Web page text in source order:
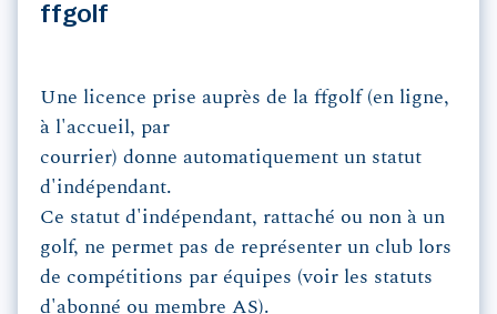
ffgolf
Une licence prise auprès de la ffgolf (en ligne,
à l'accueil, par
courrier) donne automatiquement un statut
d'indépendant.
Ce statut d'indépendant, rattaché ou non à un
golf, ne permet pas de représenter un club lors
de compétitions par équipes (voir les statuts
d'abonné ou membre AS).